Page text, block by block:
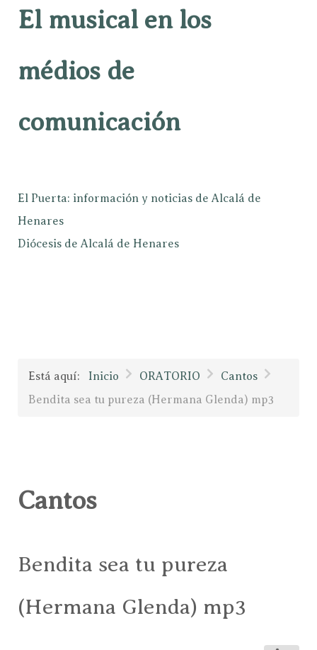
El musical en los
médios de
comunicación
El Puerta: información y noticias de Alcalá de
Henares
Diócesis de Alcalá de Henares
Está aquí: Inicio ORATORIO
Cantos
Bendita sea tu pureza (Hermana Glenda) mp3
Cantos
Bendita sea tu pureza
(Hermana Glenda) mp3